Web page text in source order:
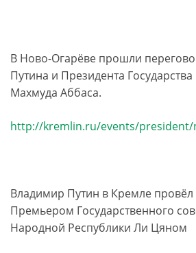
В Ново-Огарёве прошли
Путина и Президента
Махмуда Аббаса.
http://kremlin.ru/events/president/
Владимир Путин в Кремле провёл
Премьером Государственного
Народной Республики Ли Цяном